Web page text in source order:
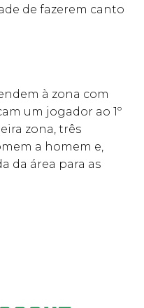
de fazerem canto
à zona com
um jogador ao 1º
zona, três
a homem e,
da área para as